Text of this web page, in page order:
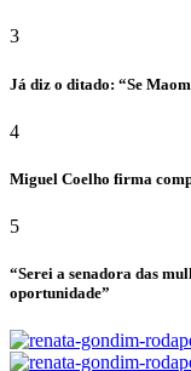
3
Já diz o ditado: “Se
4
Miguel Coelho firma
5
“Serei a senadora das
oportunidade”